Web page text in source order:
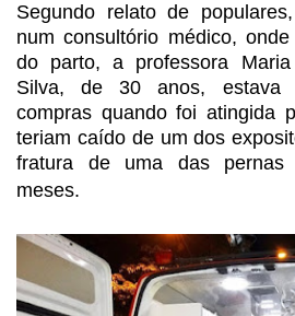
Segundo relato de
num consultório médico,
do parto, a professora
Silva, de 30 anos, estava
compras quando foi atingida
teriam caído de um dos
fratura de uma das
meses.